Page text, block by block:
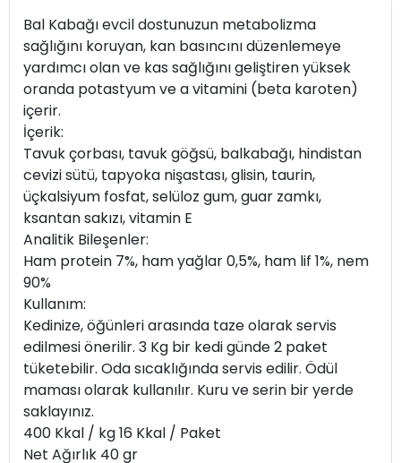
Bal Kabağı evcil dostunuzun metabolizma
sağlığını koruyan, kan basıncını düzenlemeye
yardımcı olan ve kas sağlığını geliştiren yüksek
oranda potastyum ve a vitamini (beta karoten)
içerir.
İçerik:
Tavuk çorbası, tavuk göğsü, balkabağı, hindistan
cevizi sütü, tapyoka nişastası, glisin, taurin,
üçkalsiyum fosfat, selüloz gum, guar zamkı,
ksantan sakızı, vitamin E
Analitik Bileşenler:
Ham protein 7%, ham yağlar 0,5%, ham lif 1%, nem
90%
Kullanım:
Kedinize, öğünleri arasında taze olarak servis
edilmesi önerilir. 3 Kg bir kedi günde 2 paket
tüketebilir. Oda sıcaklığında servis edilir. Ödül
maması olarak kullanılır. Kuru ve serin bir yerde
saklayınız.
400 Kkal / kg 16 Kkal / Paket
Net Ağırlık 40 gr